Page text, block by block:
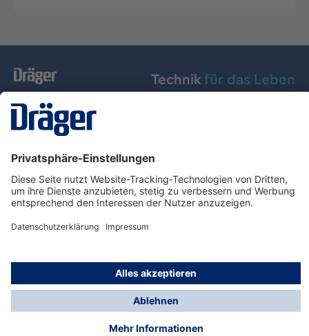
Technik für das Leben
Dräger Austria GmbH
Über Dräger
Informationen
© Dräger Austria GmbH, 2024
* Alle Preise exkl. gesetzl. Mehrwertsteuer zzgl.
Versandkosten und ggf. Nachnahmegebühren, wenn
nicht anders angegeben.